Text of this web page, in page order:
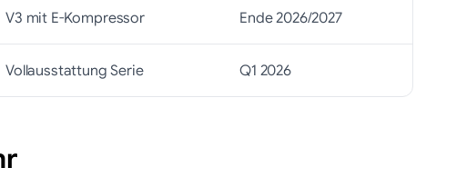
V3 mit E-Kompressor Ende 2026/2027
Vollausstattung Serie Q1 2026